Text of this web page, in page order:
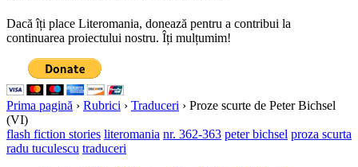
Dacă îți place Literomania, donează pentru a contribui la
continuarea proiectului nostru. Îți mulțumim!
Prima pagină › Rubrici › Traduceri › Proze scurte de Peter Bichsel
(VI)
flash fiction stories literomania nr. 362-363 peter bichsel proza scurta
radu tuculescu traduceri